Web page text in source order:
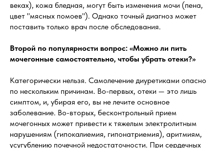
веках), кожа бледная, могут быть изменения мочи (пена,
цвет "мясных помоев"). Однако точный диагноз может
поставить только врач после обследования.
Второй по популярности вопрос: «Можно ли пить
мочегонные самостоятельно, чтобы убрать отеки?»
Категорически нельзя. Самолечение диуретиками опасно
по нескольким причинам. Во-первых, отеки — это лишь
симптом, и, убирая его, вы не лечите основное
заболевание. Во-вторых, бесконтрольный прием
мочегонных может привести к тяжелым электролитным
нарушениям (гипокалиемия, гипонатриемия), аритмиям,
усугублению почечной недостаточности. При сердечных